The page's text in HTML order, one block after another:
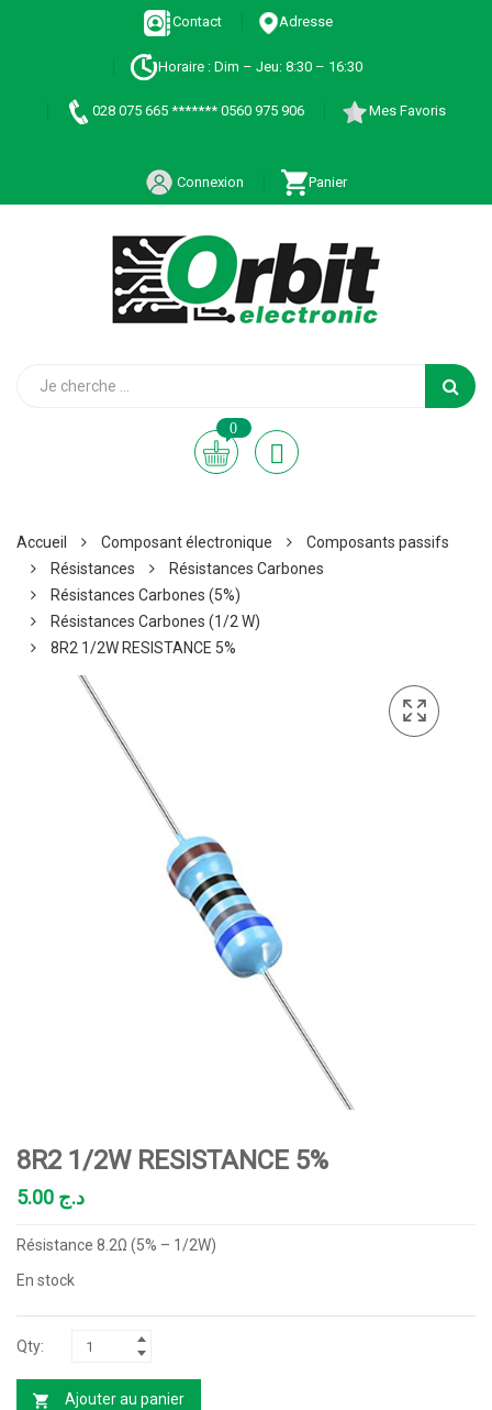
Contact Adresse
Horaire : Dim – Jeu: 8:30 – 16:30
028 075 665 ******* 0560 975 906 Mes Favoris
Connexion Panier
0
Accueil Composant électronique
Composants passifs
Résistances
Résistances Carbones
Résistances Carbones (5%)
Résistances Carbones (1/2 W)
8R2 1/2W RESISTANCE 5%
8R2 1/2W RESISTANCE 5%
د.ج
Résistance 8.2Ω (5% – 1/2W)
En stock
Ajouter au panier